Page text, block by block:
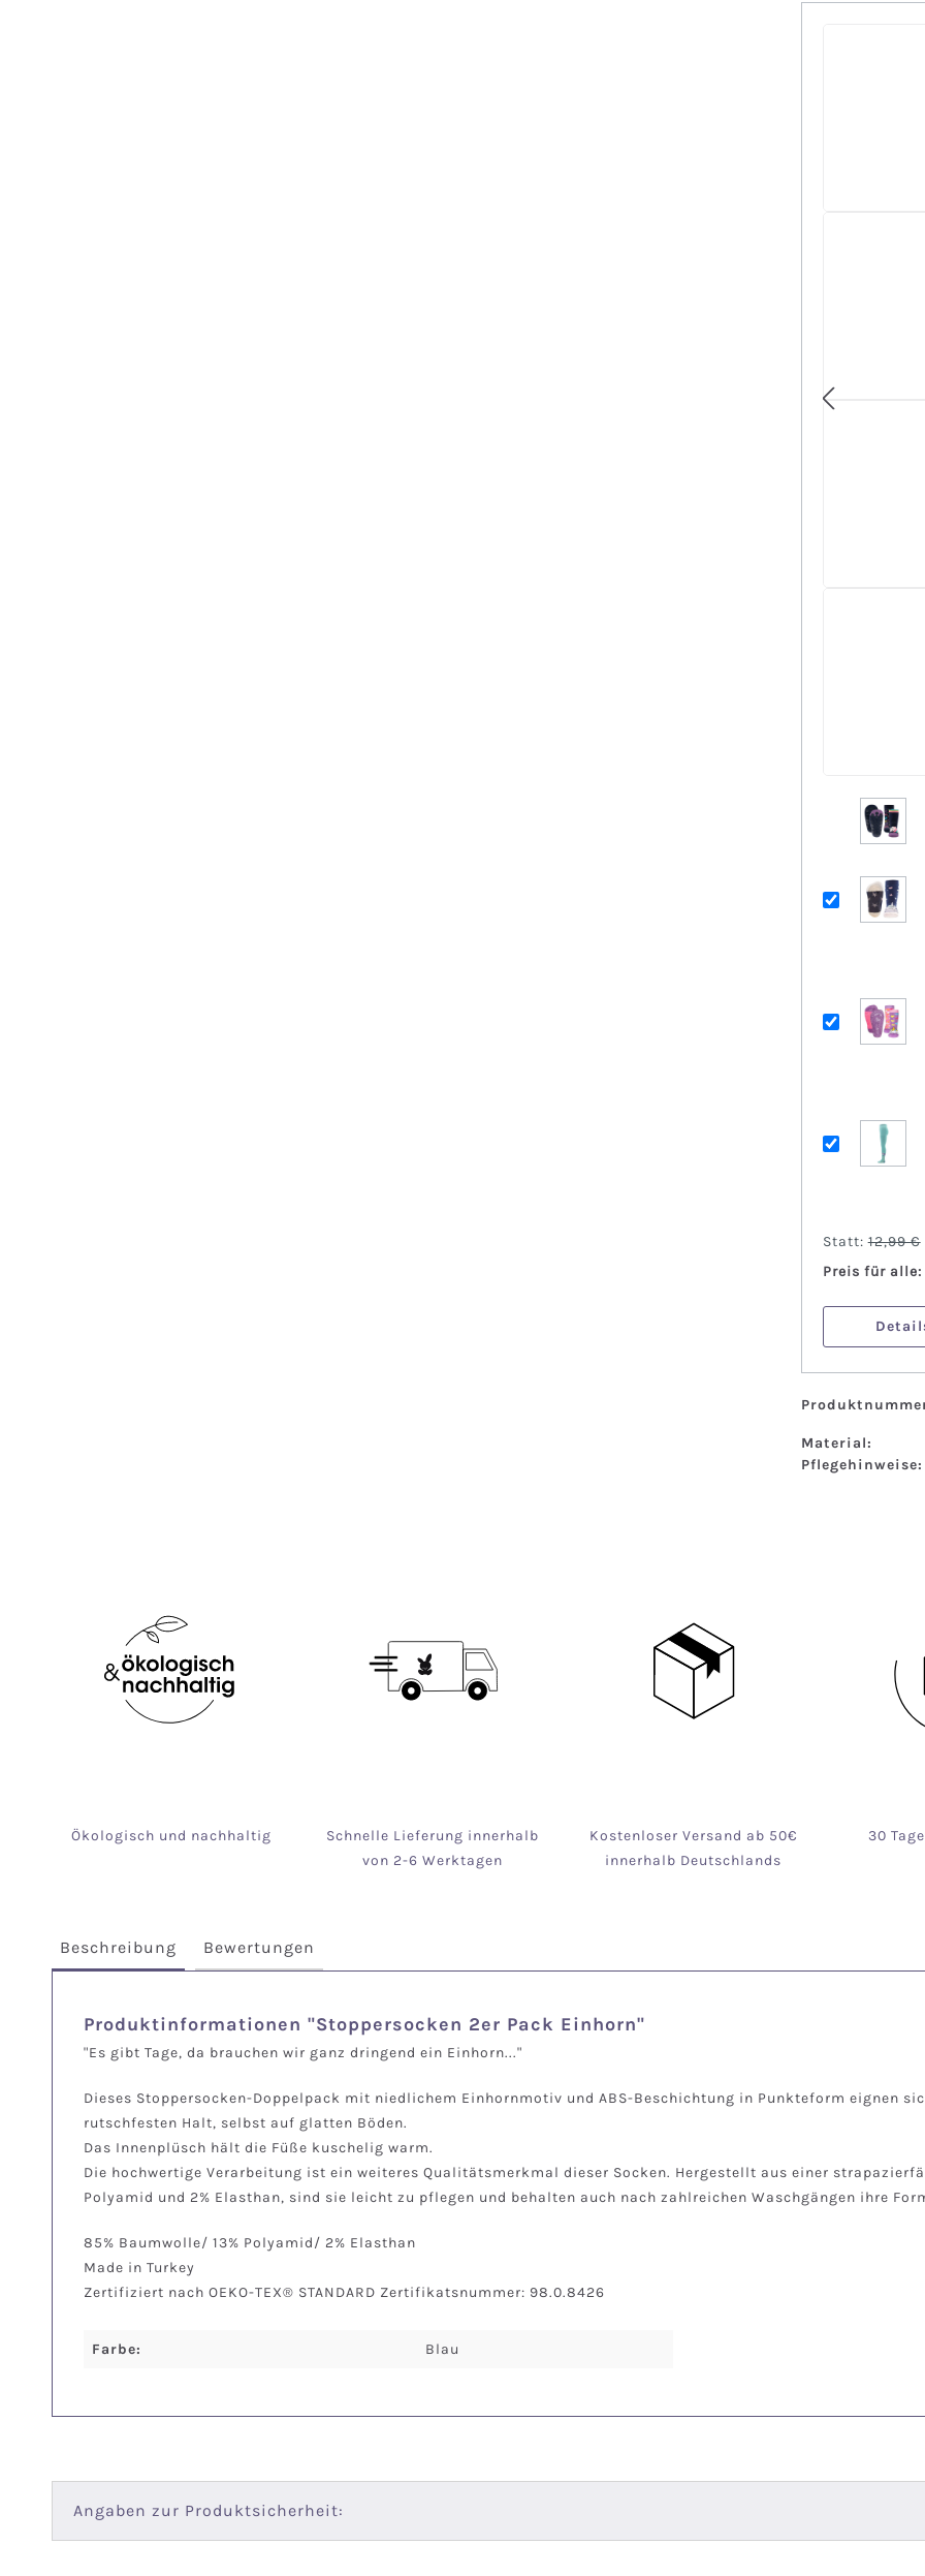
Statt:12,99 €
Preis für alle:
Material:
Pflegehinweise:
Ökologisch und nachhaltig
Schnelle Lieferung innerhalb
von 2-6 Werktagen
Kostenloser Versand ab 50€
innerhalb Deutschlands
30
Beschreibung Bewertungen
Produktinformationen "Stoppersocken 2er Pack Einhorn"
"Es gibt Tage, da brauchen wir ganz dringend ein Einhorn..."
Dieses Stoppersocken-Doppelpack mit niedlichem Einhornmotiv und ABS-Beschichtung in Punkteform eignen
rutschfesten Halt, selbst auf glatten Böden.
Das Innenplüsch hält die Füße kuschelig warm.
Die hochwertige Verarbeitung ist ein weiteres Qualitätsmerkmal dieser Socken. Hergestellt aus einer
Polyamid und 2% Elasthan, sind sie leicht zu pflegen und behalten auch nach zahlreichen Waschgängen ihre
85% Baumwolle/ 13% Polyamid/ 2% Elasthan
Made in Turkey
Zertifiziert nach OEKO-TEX® STANDARD Zertifikatsnummer: 98.0.8426
Farbe: Blau
Angaben zur Produktsicherheit: